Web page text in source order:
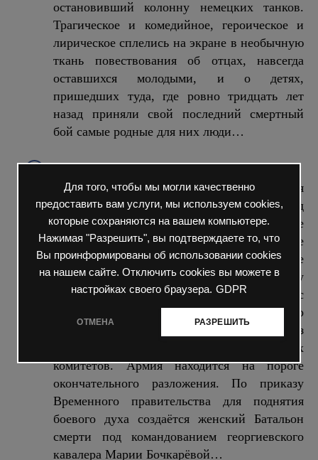
Для того, чтобы мы могли качественно
предоставить вам услуги, мы используем cookies,
которые сохраняются на вашем компьютере.
Нажимая "Разрешить", вы подтверждаете то, что
Вы проинформированы об использовании cookies
на нашем сайте. Отключить cookies вы можете в
настройках своего браузера. GDPR
ОТМЕНА РАЗРЕШИТЬ
остановивший колонну немецких танков.
Трагическое и комедийное, героическое и
лирическое сплелись на экране в необычную
ткань повествования об отцах, навсегда
оставшихся молодыми, и о детях,
пришедших туда, где ровно тридцать лет
назад приняли свой последний смертный
бой самые родные для них люди…
Батальонъ.Весна 1917 года. Февральская
революция изменила жизнь России и ход
Первой мировой войны. Государь уже
отрёкся от престола. В окопах, где
противостояние с немцами длится уже не
один год, вовсю ведут пропаганду
большевики. Они призывают к миру с
неприятелем. Российское офицерство
фактически ничего не может решить без
одобрения так называемых солдатских
комитетов. Армия находится на пороге
окончательного разложения. По приказу
Временного правительства для поднятия
боевого духа создаётся женский Батальон
смерти под командованием георгиевского
кавалера Марии Бочкарёвой…